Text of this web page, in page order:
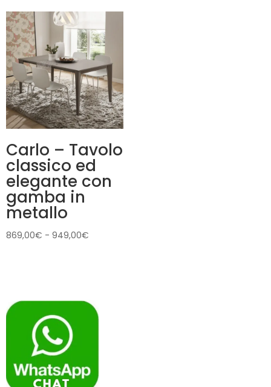
Carlo – Tavolo
classico ed
elegante con
gamba in
metallo
869,00€ - 949,00€
a
949,00€